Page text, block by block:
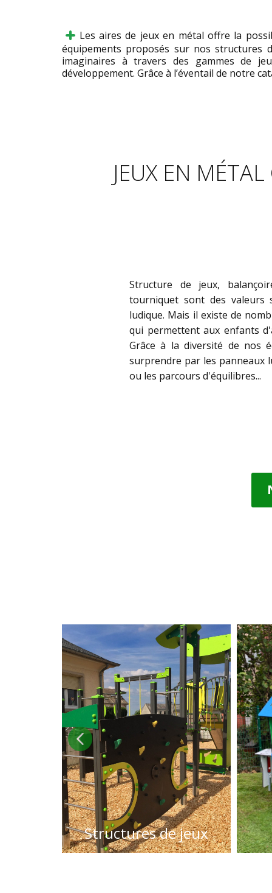
Les aires de jeux en métal offre la
équipements proposés sur nos structures
imaginaires à travers des gammes de
développement. Grâce à l’éventail de notre
​JEUX EN
Structure de jeux,
tourniquet sont des valeurs
ludique. Mais il existe de
qui permettent aux enfants
Grâce à la diversité de nos
surprendre par les panneaux
ou les parcours d'équilibres...
Structures de jeux